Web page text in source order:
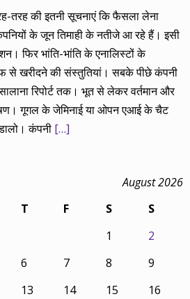
तरह की इतनी सूचनाएं कि फैसला लेना
के जून तिमाही के नतीजे आ रहे हैं। इसी
फिर भांति-भांति के एनालिस्टों के
से खरीदने की संस्तुतियां। सबके पीछे कंपनी
रिपोर्ट तक। भूत से लेकर वर्तमान और
गूगल के जेमिनाई या ओपन एआई के चैट
कंपनी […]
August 2026
T F S
S
1
2
6 7 8
9
13 14 15
16